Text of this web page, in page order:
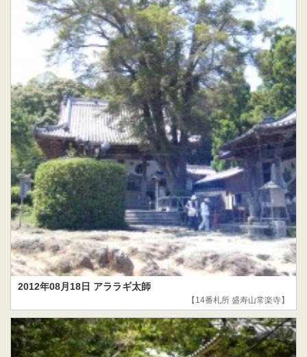
2012年08月18日 アララギ太師
【14番札所 盛寿山常楽寺】